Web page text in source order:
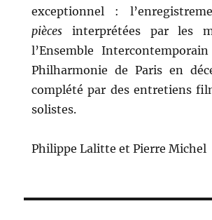
exceptionnel :
piècesinterprétées par les
l’Ensemble
Philharmonie de Paris en
complété par des entretiens
solistes.
Philippe Lalitte et Pierre Michel